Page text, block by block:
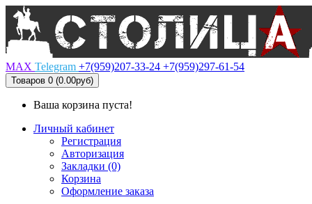
MAX Telegram +7(959)207-33-24 +7(959)297-61-54
Товаров 0 (0.00руб)
Ваша корзина пуста!
Личный кабинет
Регистрация
Авторизация
Закладки (0)
Корзина
Оформление заказа